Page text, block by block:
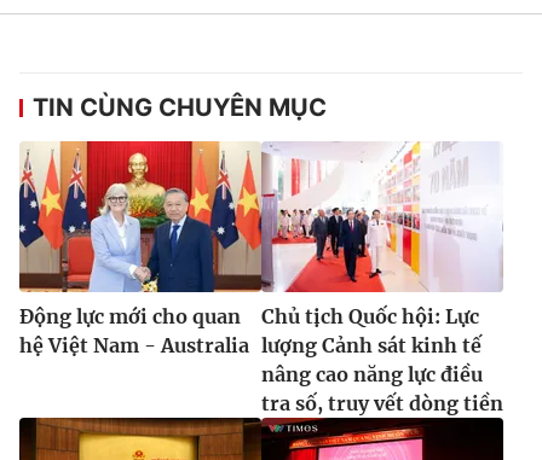
TIN CÙNG CHUYÊN MỤC
Động lực mới cho quan
hệ Việt Nam - Australia
Chủ tịch Quốc hội: Lực
lượng Cảnh sát kinh tế
nâng cao năng lực điều
tra số, truy vết dòng tiền